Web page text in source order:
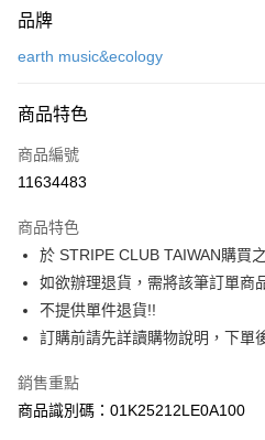
信用卡一次付款
3 期 0 利率 每期
合作金庫商業銀行
上海商業儲蓄銀行
臺灣中小企業銀行
匯豐（台灣）商業銀行
聯邦商業銀行
元大商業銀行
玉山商業銀行
台灣樂天信用卡公司
超商取貨付款
LINE Pay
Apple Pay
街口支付
悠遊付
大哥付你分期
相關說明
品牌
earth music&ecology
商品特色
商品編號
11634483
商品特色
於 STRIPE CLUB TAIWAN購買
如欲辦理退貨，需將該筆訂單商
不提供單件退貨!!
訂購前請先詳讀購物說明，下單
銷售重點
商品識別碼：01K25212LE0A100